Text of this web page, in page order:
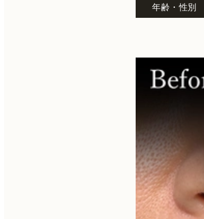
年齢・性別